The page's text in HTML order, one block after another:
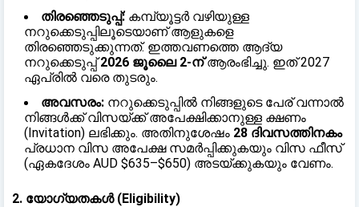
തിരഞ്ഞെടുപ്പ്: കമ്പ്യൂട്ടർ വഴിയുള്ള
നറുക്കെടുപ്പിലൂടെയാണ് ആളുകളെ
തിരഞ്ഞെടുക്കുന്നത്. ഇത്തവണത്തെ ആദ്യ
നറുക്കെടുപ്പ്2026 ജൂലൈ 2-ന്ആരംഭിച്ചു. ഇത് 2027
ഏപ്രിൽ വരെ തുടരും.
അവസരം: നറുക്കെടുപ്പിൽ നിങ്ങളുടെ പേര് വന്നാൽ
നിങ്ങൾക്ക് വിസയ്ക്ക് അപേക്ഷിക്കാനുള്ള ക്ഷണം
(Invitation) ലഭിക്കും. അതിനുശേഷം 28 ദിവസത്തിനകം
പ്രധാന വിസ അപേക്ഷ സമർപ്പിക്കുകയും വിസ ഫീസ്
(ഏകദേശം AUD $635–$650) അടയ്ക്കുകയും വേണം.
2. യോഗ്യതകൾ (Eligibility)